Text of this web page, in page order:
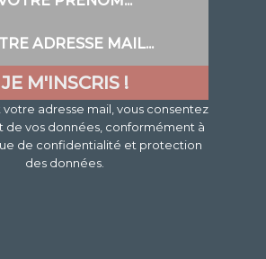
votre adresse mail, vous consentez
de vos données, conformément à
de confidentialité et protection
des données.